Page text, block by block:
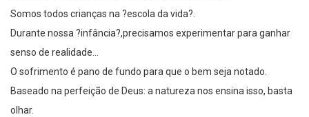
Somos todos crianças na ?escola da vida?.
Durante nossa ?infância?,precisamos experimentar para ganhar
senso de realidade…
O sofrimento é pano de fundo para que o bem seja notado.
Baseado na perfeição de Deus: a natureza nos ensina isso, basta
olhar.